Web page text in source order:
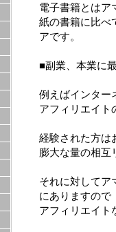
電子書籍とはア
紙の書籍に比べ
アです。
■副業、本業に
例えばインター
アフィリエイト
経験された方は
膨大な量の相互
それに対してア
にありますので
アフィリエイト